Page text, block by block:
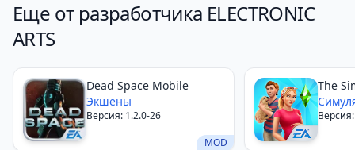
Еще от разработчика ELECTRONIC
ARTS
MOD
Dead Space Mobile
Экшены
Версия: 1.2.0-26
The